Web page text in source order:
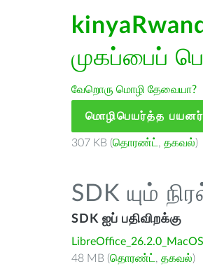
முகப்பைப்
வேறொரு மொழி தேவையா?
மொழிபெயர்த்த பயனர்
307 KB (தொரண்ட் , தகவல்)
SDK யும்
SDK ஐப் பதிவிறக்கு
48 MB (தொரண்ட் , தகவல்)